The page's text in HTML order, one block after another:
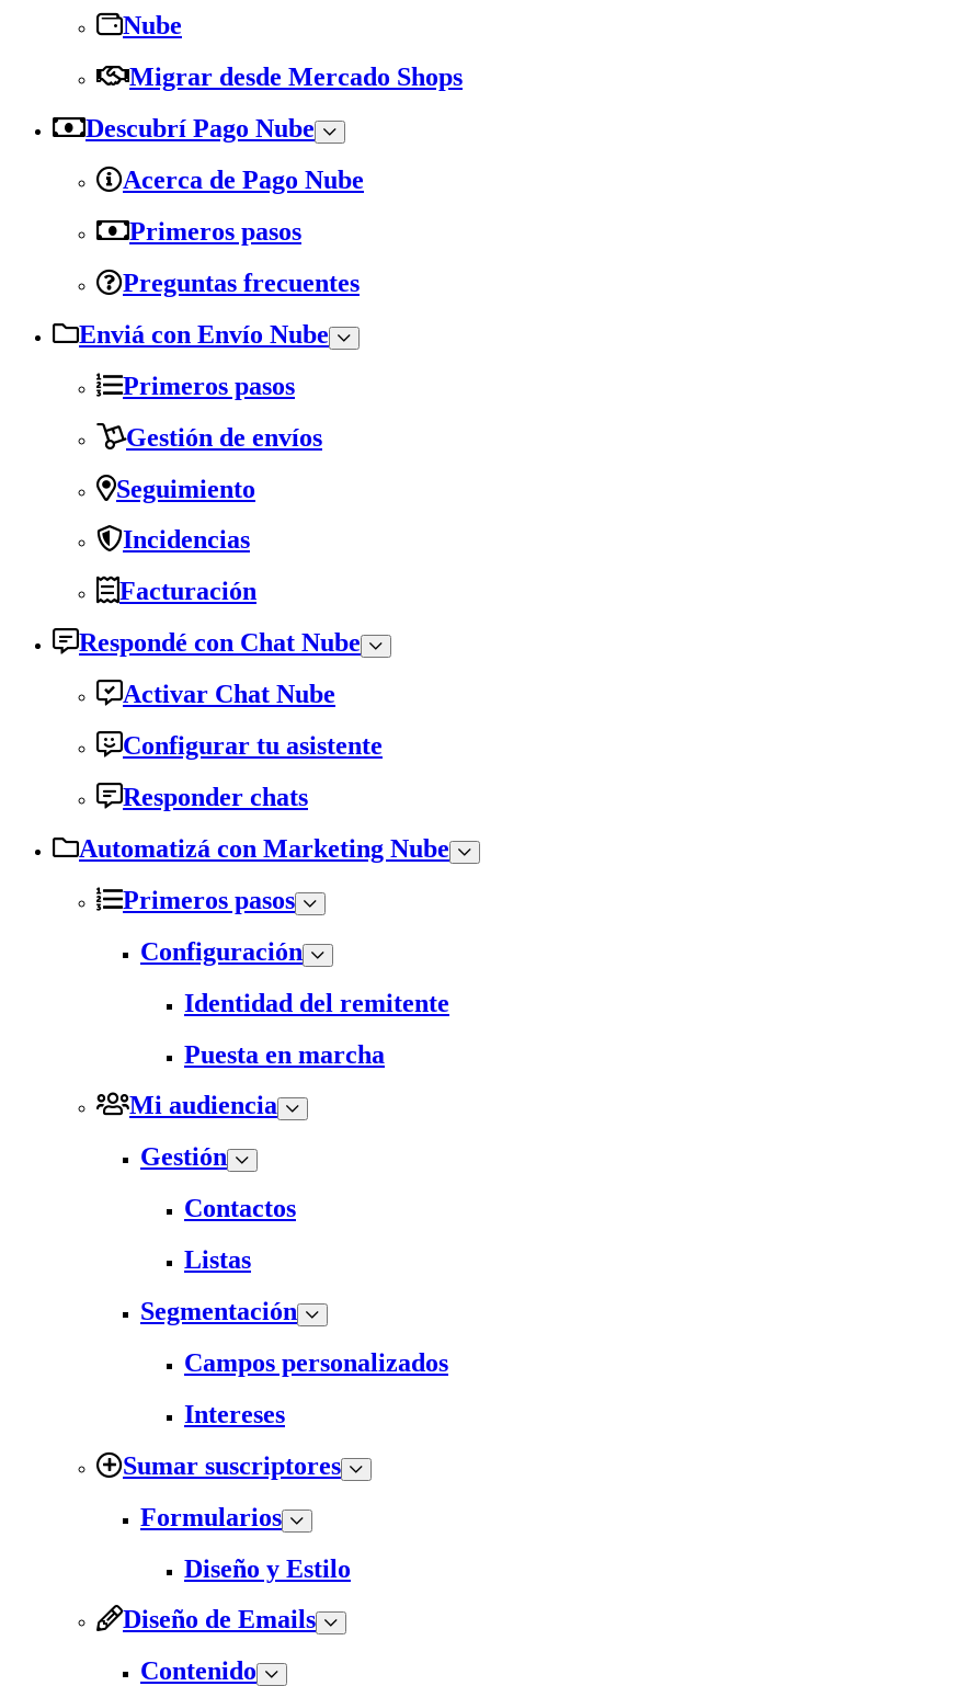
Nube
Migrar desde Mercado Shops
Descubrí Pago Nube
Acerca de Pago Nube
Primeros pasos
Preguntas frecuentes
Enviá con Envío Nube
Primeros pasos
Gestión de envíos
Seguimiento
Incidencias
Facturación
Respondé con Chat Nube
Activar Chat Nube
Configurar tu asistente
Responder chats
Automatizá con Marketing Nube
Primeros pasos
Configuración
Identidad del remitente
Puesta en marcha
Mi audiencia
Gestión
Contactos
Listas
Segmentación
Campos personalizados
Intereses
Sumar suscriptores
Formularios
Diseño y Estilo
Diseño de Emails
Contenido